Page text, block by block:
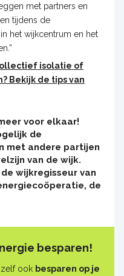
met partners en
tijdens de
het wijkcentrum en het
isolatie of
Bekijk de tips van
voor elkaar!
de
met andere partijen
van de wijk.
wijkregisseur van
de
besparen!
ook besparen op je